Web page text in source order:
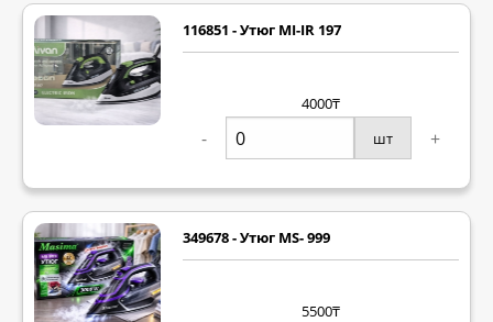
116851 - Утюг MI-IR 197
4000₸
- шт +
349678 - Утюг MS- 999
5500₸